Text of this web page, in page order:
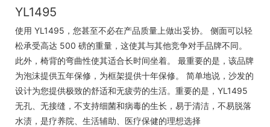
YL1495
使用 YL1495，您甚至不必在产品质量上做出妥协。 侧面可以轻
松承受高达 500 磅的重量，这使其与其他竞争对手品牌不同。
此外，椅背的弯曲性使其适合长时间坐着。 最重要的是，该品牌
为泡沫提供五年保修，为框架提供十年保修。 简单地说，沙发的
设计为您提供极致的舒适和无疲劳的生活。重要的是，YL1495
无孔、无接缝，不支持细菌和病毒的生长，易于清洁，不易脱落
水渍，是疗养院、生活辅助、医疗保健的理想选择